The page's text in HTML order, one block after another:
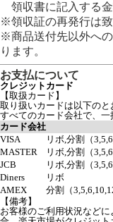
領収書に記入する金
※領収証の再発行は致
※商品送付先以外へ
ります。
お支払について
クレジットカード
【取扱カード】
取り扱いカードは以下のと
すべてのカード会社で、一
カード会社
VISA
リボ,分割（
MASTER
リボ,分割（
JCB
リボ,分割（
Diners
リボ
AMEX
分割（
【備考】
お客様のご利用状況など